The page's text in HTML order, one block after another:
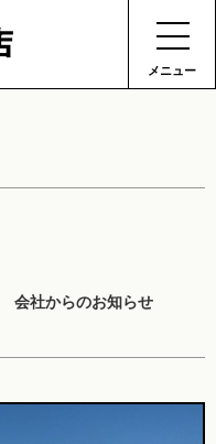
メニュー
会社からのお知らせ